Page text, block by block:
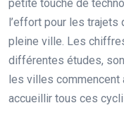
petite touche de
l’effort pour les trajets
pleine ville. Les
différentes études,
les villes commencent
accueillir tous ces